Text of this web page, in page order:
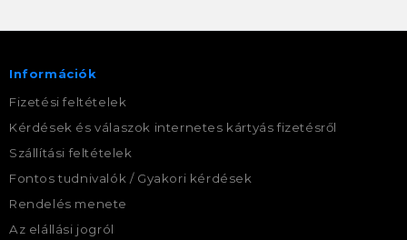
Információk
Fizetési feltételek
Kérdések és válaszok internetes kártyás fizetésről
Szállítási feltételek
Fontos tudnivalók / Gyakori kérdések
Rendelés menete
Az elállási jogról